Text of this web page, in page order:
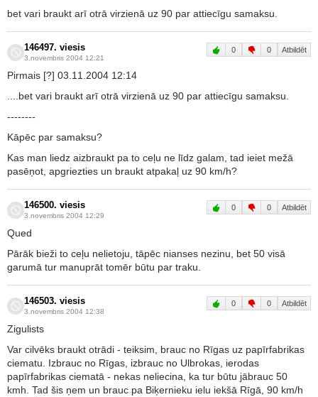
bet vari braukt arī otrā virzienā uz 90 par attiecīgu samaksu.
146497. viesis
3.novembris 2004 12:21
0 0 Atbildēt
Pirmais [?] 03.11.2004 12:14
....bet vari braukt arī otrā virzienā uz 90 par attiecīgu samaksu.
--------
Kāpēc par samaksu?
Kas man liedz aizbraukt pa to ceļu ne līdz galam, tad ieiet mežā
pasēņot, apgriezties un braukt atpakaļ uz 90 km/h?
146500. viesis
3.novembris 2004 12:29
0 0 Atbildēt
Qued
Pārāk bieži to ceļu nelietoju, tāpēc nianses nezinu, bet 50 visā
garumā tur manuprāt tomēr būtu par traku.
146503. viesis
3.novembris 2004 12:38
0 0 Atbildēt
Zigulists
Var cilvēks braukt otrādi - teiksim, brauc no Rīgas uz papīrfabrikas
ciematu. Izbrauc no Rīgas, izbrauc no Ulbrokas, ierodas
papīrfabrikas ciematā - nekas neliecina, ka tur būtu jābrauc 50
kmh. Tad šis ņem un brauc pa Biķernieku ielu iekšā Rīgā, 90 km/h